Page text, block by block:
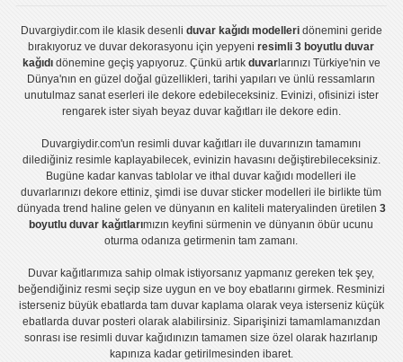
Duvargiydir.comile klasik desenli duvar kağıdı modelleridönemini geride
bırakıyoruz veduvar dekorasyonu için yepyeniresimli 3 boyutlu duvar
kağıdıdönemine geçiş yapıyoruz. Çünkü artık duvarlarınızı Türkiye'nin ve
Dünya'nın en güzel doğal güzellikleri, tarihi yapıları ve ünlü ressamların
unutulmaz sanat eserleri ile dekore edebileceksiniz. Evinizi, ofisinizi ister
rengarek ister siyah beyaz duvar kağıtlarıile dekore edin.
Duvargiydir.com'unresimli duvar kağıtları ile duvarınızın tamamını
dilediğiniz resimle kaplayabilecek, evinizin havasını değiştirebileceksiniz.
Bugüne kadar kanvas tablo lar veithal duvar kağıdı modelleri ile
duvarlarınızı dekore ettiniz, şimdi iseduvar sticker modelleri ile birlikte tüm
dünyada trend haline gelen ve dünyanın en kaliteli materyalinden üretilen 3
boyutlu duvar kağıtlarımızın keyfini sürmenin ve dünyanın öbür ucunu
oturma odanıza getirmenin tam zamanı.
Duvar kağıtlarımıza sahip olmak istiyorsanız yapmanız gereken tek şey,
beğendiğiniz resmi seçip size uygun en ve boy ebatlarını girmek. Resminizi
isterseniz büyük ebatlarda tam duvar kaplamaolarak veya isterseniz küçük
ebatlarda duvar posteri olarak alabilirsiniz. Siparişinizi tamamlamanızdan
sonrası iseresimli duvar kağıdınızın tamamen size özel olarak hazırlanıp
kapınıza kadar getirilmesinden ibaret.